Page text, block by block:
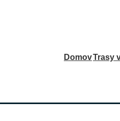
Navigation
DomovTrasy